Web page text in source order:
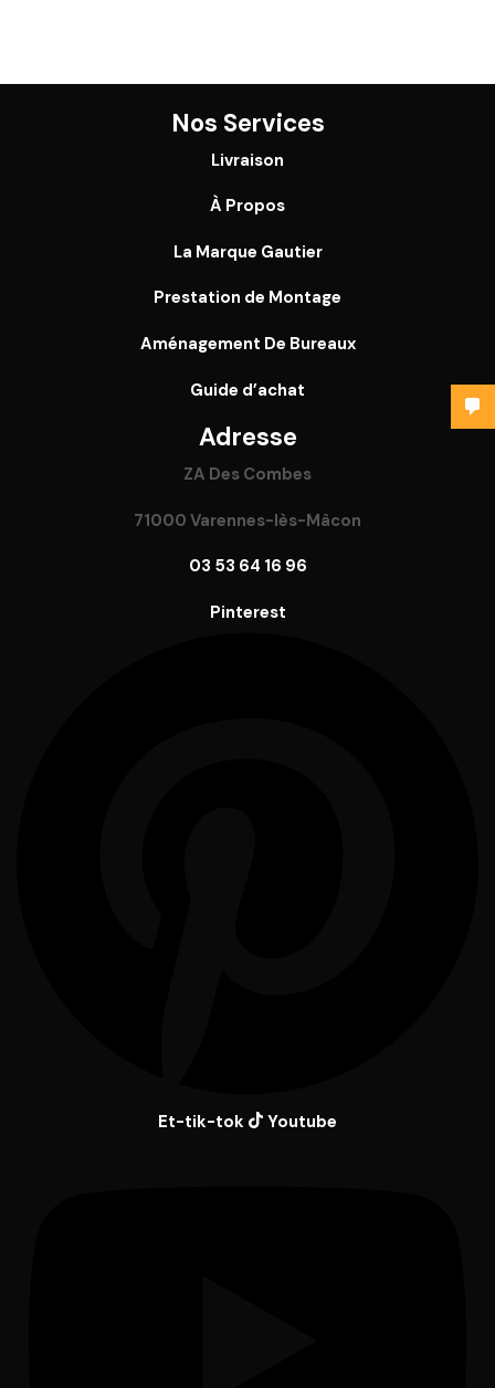
Nos Services
Livraison
À Propos
La Marque Gautier
Prestation de Montage
Aménagement De Bureaux
Guide d’achat
Adresse
ZA Des Combes
71000 Varennes-lès-Mâcon
03 53 64 16 96
Pinterest
Et-tik-tok Youtube